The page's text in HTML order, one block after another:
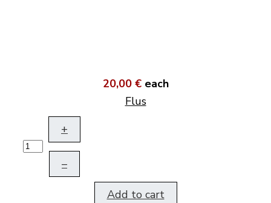
20,00 € each
Flus
+
–
Add to cart